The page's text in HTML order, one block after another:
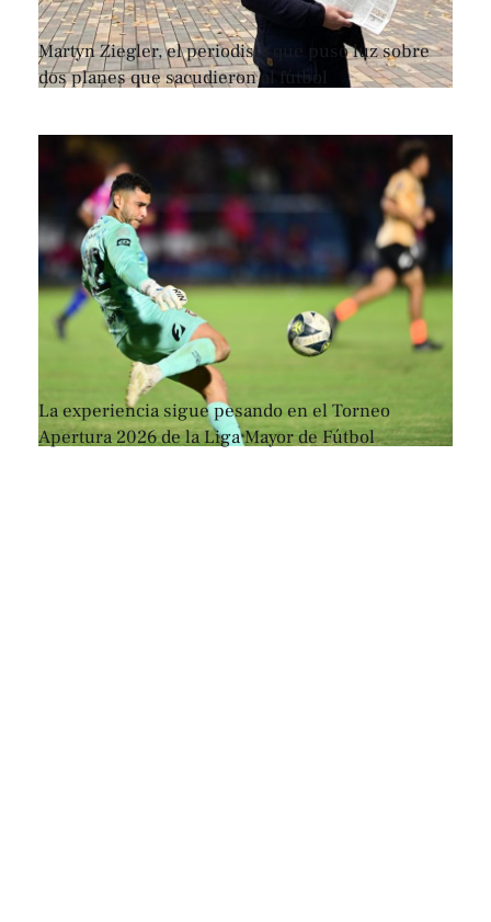
Martyn Ziegler, el periodista que puso luz sobre
dos planes que sacudieron al fútbol
La experiencia sigue pesando en el Torneo
Apertura 2026 de la Liga Mayor de Fútbol